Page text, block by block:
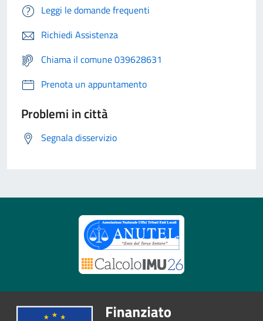
Leggi le domande frequenti
Richiedi Assistenza
Chiama il comune 039628631
Prenota un appuntamento
Problemi in città
Segnala disservizio